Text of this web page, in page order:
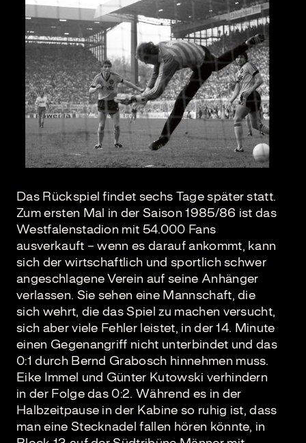
Das Rückspiel findet sechs Tage später statt.
Zum ersten Mal in der Saison 1985/86 ist das
Westfalenstadion mit 54.000 Fans
ausverkauft – wenn es darauf ankommt, kann
sich der wirtschaftlich und sportlich schwer
angeschlagene Verein auf seine Anhänger
verlassen. Sie sehen eine Mannschaft, die
sich wehrt, die das Spiel zu machen versucht,
sich aber viele Fehler leistet, in der 14. Minute
einen Gegenangriff nicht unterbindet und das
0:1 durch Bernd Grabosch hinnehmen muss.
Eike Immel und Günter Kutowski verhindern
in der Folge das 0:2. Während es in der
Halbzeitpause in der Kabine so ruhig ist, dass
man eine Stecknadel fallen hören könnte, in